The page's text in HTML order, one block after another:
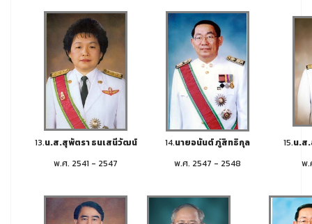
13.น.ส.สุพัตรา ธนเสนีวัฒน์ 14.นายอนันต์ ภู่สิทธิกุล 15.น.ส
พ.ศ. 2541 - 2547
พ.ศ. 2547 - 2548 พ.